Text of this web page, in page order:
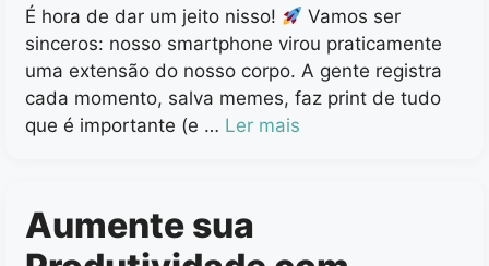
É hora de dar um jeito nisso!
Vamos ser
sinceros: nosso smartphone virou praticamente
uma extensão do nosso corpo. A gente registra
cada momento, salva memes, faz print de tudo
que é importante (e … Ler mais
Aumente sua